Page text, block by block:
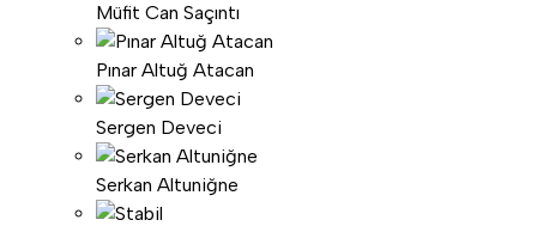
Müfit Can Saçıntı
Pınar Altuğ Atacan
Sergen Deveci
Serkan Altuniğne